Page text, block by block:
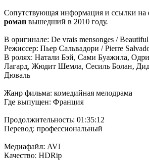
Сопутствующая информация и ссылки на
роман вышедший в 2010 году.
В оригинале: De vrais mensonges /
Режиссер: Пьер Сальвадори / Pierre
В ролях: Натали Бэй, Сами Буажила,
Лагард, Жюдит Шемла, Сесиль Болан,
Дюваль
Жанр фильма: комедийная мелодрама
Где выпущен: Франция
Продолжительность: 01:35:12
Перевод: профессиональный
Медиафайл: AVI
Качество: HDRip